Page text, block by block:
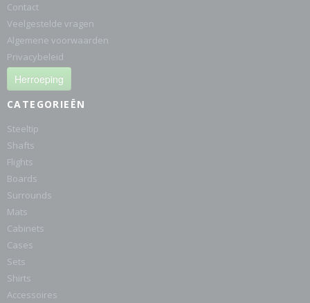
Contact
Veelgestelde vragen
Algemene voorwaarden
Privacybeleid
Herroeping
CATEGORIEËN
Steeltip
Shafts
Flights
Boards
Surrounds
Mats
Cabinets
Cases
Sets
Shirts
Accessoires